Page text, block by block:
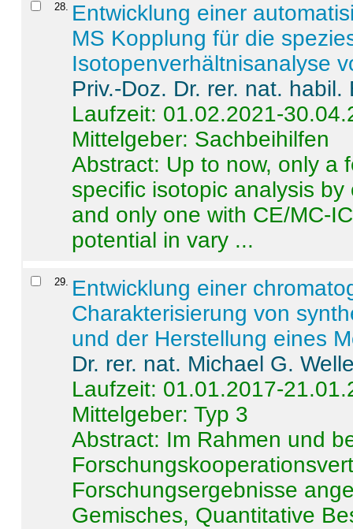
28. Entwicklung einer
MS Kopplung für die
Isotopenverhältnisanalyse
Priv.-Doz. Dr. rer. nat.
Laufzeit: 01.02.2021-
Mittelgeber: Sachbeihilfen
Abstract: Up to now, only a
specific isotopic analysis
and only one with CE/MC-
potential in vary ...
29. Entwicklung einer
Charakterisierung von
und der Herstellung eines
Dr. rer. nat. Michael G.
Laufzeit: 01.01.2017-
Mittelgeber: Typ 3
Abstract: Im Rahmen und
Forschungsergebnisse
Gemisches, Quantitative